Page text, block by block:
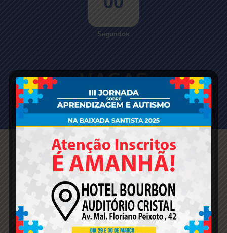
Segundos
VAGAS
ESGOTADAS!
Doação de
alimentos
não perecíveis